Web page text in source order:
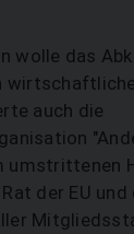
wolle das
auch die
umstrittenen
der EU